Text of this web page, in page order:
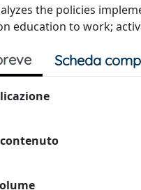
the policies
education to work;
Scheda